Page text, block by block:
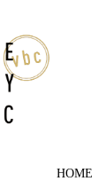
HOME